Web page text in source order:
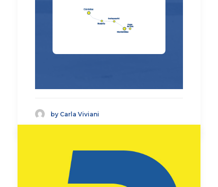
by Carla Viviani